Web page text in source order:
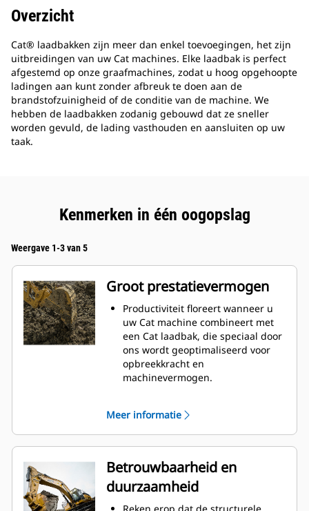
Overzicht
Cat® laadbakken zijn meer dan enkel toevoegingen, het zijn
uitbreidingen van uw Cat machines. Elke laadbak is perfect
afgestemd op onze graafmachines, zodat u hoog opgehoopte
ladingen aan kunt zonder afbreuk te doen aan de
brandstofzuinigheid of de conditie van de machine. We
hebben de laadbakken zodanig gebouwd dat ze sneller
worden gevuld, de lading vasthouden en aansluiten op uw
taak.
Kenmerken in één oogopslag
Weergave 1-3 van 5
Groot prestatievermogen
Productiviteit floreert wanneer u
uw Cat machine combineert met
een Cat laadbak, die speciaal door
ons wordt geoptimaliseerd voor
opbreekkracht en
machinevermogen.
materiaalstroom in de laadbak. De
extra ruimte voor de hiel zorgt
ervoor dat de bodem van de
laadbak niet blijft slepen,
waardoor de onderhoudskosten
worden verminderd.
Het brandstofverbruik is het
Meer informatie
Betrouwbaarheid en
duurzaamheid